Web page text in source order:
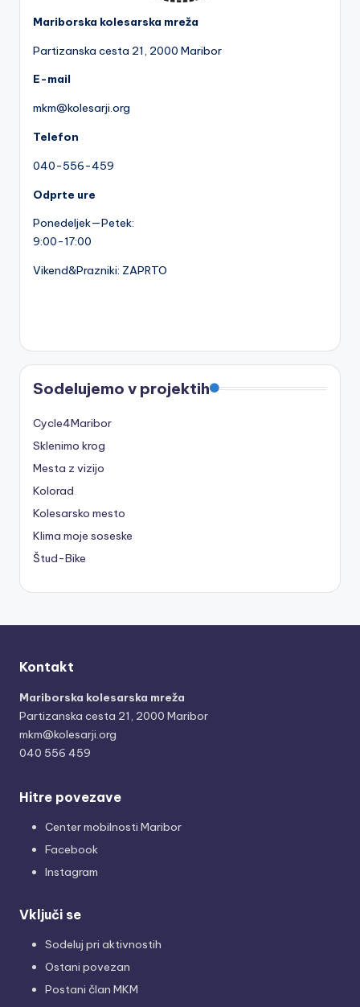
Mariborska kolesarska mreža
Partizanska cesta 21, 2000 Maribor
E-mail
mkm@kolesarji.org
Telefon
040-556-459
Odprte ure
Ponedeljek—Petek:
9:00-17:00
Vikend&Prazniki: ZAPRTO
Sodelujemo v projektih
Cycle4Maribor
Sklenimo krog
Mesta z vizijo
Kolorad
Kolesarsko mesto
Klima moje soseske
Štud-Bike
Kontakt
Mariborska kolesarska mreža
Partizanska cesta 21, 2000 Maribor
mkm@kolesarji.org
040 556 459
Hitre povezave
Center mobilnosti Maribor
Facebook
Instagram
Vključi se
Sodeluj pri aktivnostih
Ostani povezan
Postani član MKM